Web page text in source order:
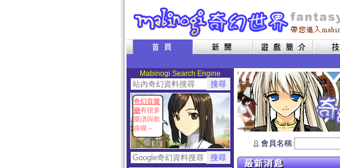
Mabinogi Search Engine
奇幻音樂
廳有很多
樂譜與歌
曲喔～
會員名稱: